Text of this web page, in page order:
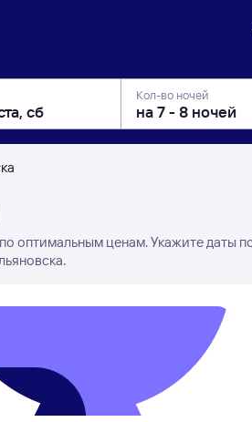
Кол-во ночей
оптимальным ценам. Укажите даты